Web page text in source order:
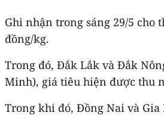
Ghi nhận trong sáng 29/5
đồng/kg.
Trong đó, Đắk Lắk và Đắk
Minh), giá tiêu hiện được thu
Trong khi đó, Đồng Nai và